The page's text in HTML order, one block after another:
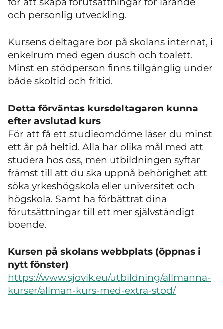
och personlig utveckling.
Kursens deltagare bor på skolans internat, i
enkelrum med egen dusch och toalett.
Minst en stödperson finns tillgänglig under
både skoltid och fritid.
Detta förväntas kursdeltagaren kunna
efter avslutad kurs
För att få ett studieomdöme läser du minst
ett år på heltid. Alla har olika mål med att
studera hos oss, men utbildningen syftar
främst till att du ska uppnå behörighet att
söka yrkeshögskola eller universitet och
högskola. Samt ha förbättrat dina
förutsättningar till ett mer självständigt
boende.
Kursen på skolans webbplats (öppnas i
nytt fönster)
https://www.sjovik.eu/utbildning/allmanna-
kurser/allman-kurs-med-extra-stod/